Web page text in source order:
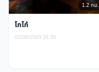
1.2 กม.
โกโก้
02/08/2569 16:30